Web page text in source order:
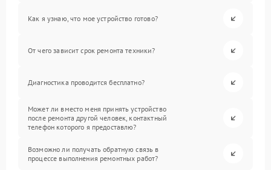
Как я узнаю, что мое устройство готово?
От чего зависит срок ремонта техники?
Диагностика проводится бесплатно?
Может ли вместо меня принять устройство
после ремонта другой человек, контактный
телефон которого я предоставлю?
Возможно ли получать обратную связь в
процессе выполнения ремонтных работ?